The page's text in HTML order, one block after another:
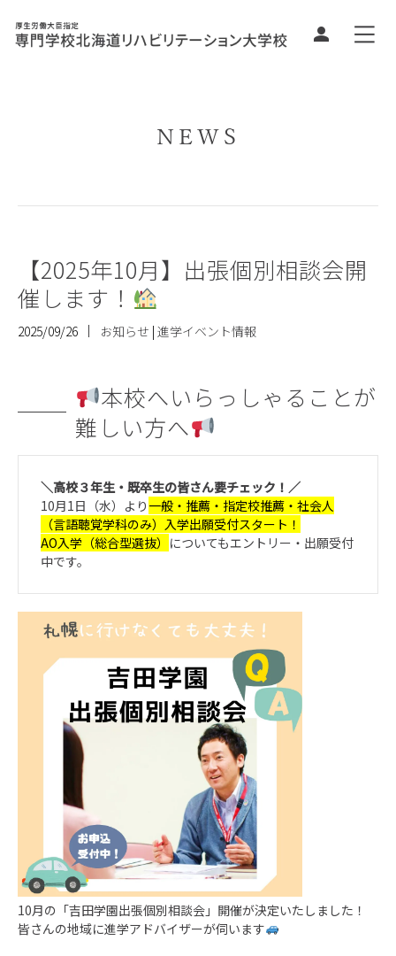
NEWS
【2025年10月】出張個別相談会開
催します！
2025/09/26 お知らせ | 進学イベント情報
本校へいらっしゃることが
難しい方へ
＼高校３年生・既卒生の皆さん要チェック！／
10月1日（水）より 一般・推薦・指定校推薦・社会人
（言語聴覚学科のみ）入学出願受付スタート！
AO入学（総合型選抜） についてもエントリー・出願受付
中です。
10月の「吉田学園出張個別相談会」開催が決定いたしました！
皆さんの地域に進学アドバイザーが伺います